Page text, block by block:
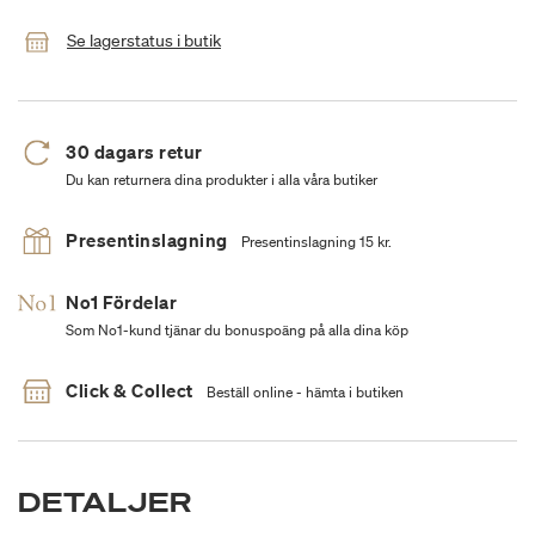
Se lagerstatus i butik
30 dagars retur
Du kan returnera dina produkter i alla våra butiker
Presentinslagning Presentinslagning 15 kr.
No1 Fördelar
Som No1-kund tjänar du bonuspoäng på alla dina köp
Click & Collect Beställ online - hämta i butiken
DETALJER